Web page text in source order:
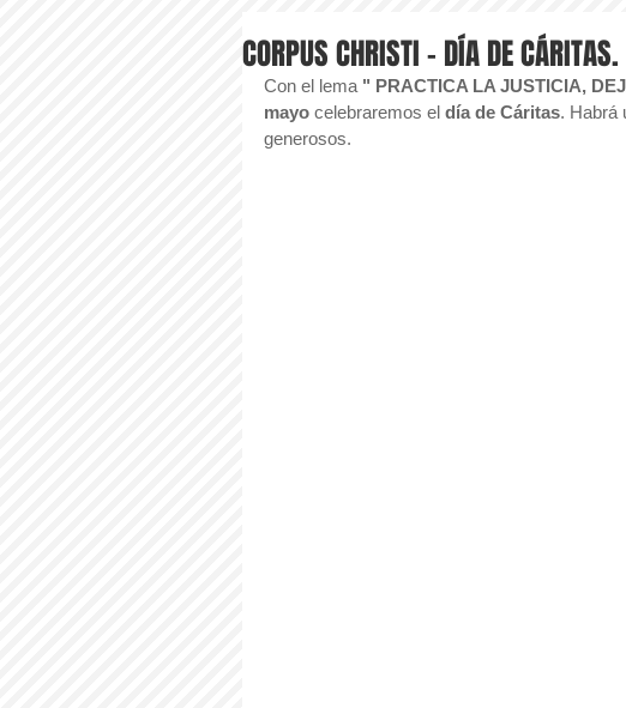
CORPUS CHRISTI - DÍA DE CÁRITAS.
Con el lema " PRACTICA LA JUSTICIA,
mayo celebraremos el día de Cáritas. Habrá
generosos.